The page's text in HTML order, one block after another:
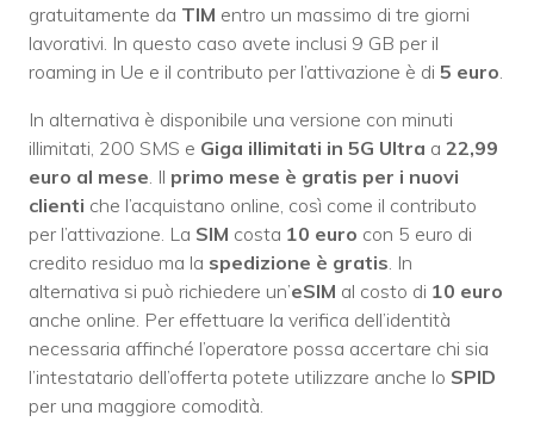
gratuitamente da TIM entro un massimo di tre giorni
lavorativi. In questo caso avete inclusi 9 GB per il
roaming in Ue e il contributo per l’attivazione è di 5 euro.
In alternativa è disponibile una versione con minuti
illimitati, 200 SMS e Giga illimitati in 5G Ultra a 22,99
euro al mese. Il primo mese è gratis per i nuovi
clienti che l’acquistano online, così come il contributo
per l’attivazione. La SIM costa 10 euro con 5 euro di
credito residuo ma la spedizione è gratis. In
alternativa si può richiedere un’eSIM al costo di 10 euro
anche online. Per effettuare la verifica dell’identità
necessaria affinché l’operatore possa accertare chi sia
l’intestatario dell’offerta potete utilizzare anche lo SPID
per una maggiore comodità.